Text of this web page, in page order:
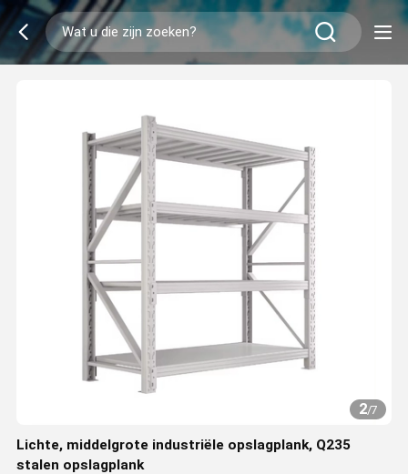
2/7
Lichte, middelgrote industriële opslagplank, Q235
stalen opslagplank